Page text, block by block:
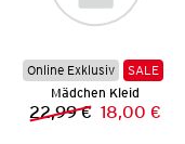
Online Exklusiv
SALE
Mädchen Kleid
22,99 € Neuer Preis:
18,00 €